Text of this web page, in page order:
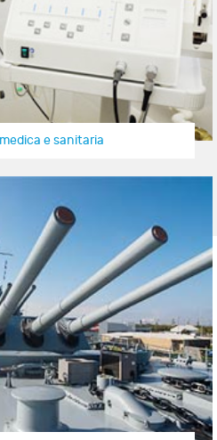
e sanitaria